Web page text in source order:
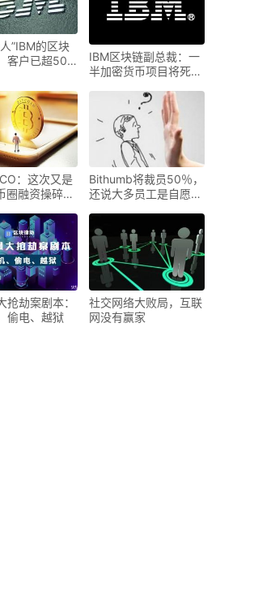
”IBM的区块
客户已超500
IBM区块链副总裁：一
半加密货币项目将死
：这次又是
圈融资操碎了
Bithumb将裁员50％，
还说大多员工是自愿退
抢劫案剧本：
偷电、越狱
社交网络大败局，互联
网没有赢家